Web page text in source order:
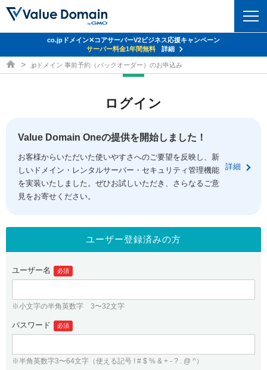
ドメイントップ
ドメイン移管
ドメイン価格一覧
ドメイン一括検索
.jpドメインオークション
gTLDオークション NEW!
.jpドメインバックオーダー
プレミアムドメイン
人気ドメインの種類
WHOIS検索
コアサーバー
バリューサーバー
XREA
セキュリティトップ
Value Domain ネットde診断
SSL証明書
サービストップ
お得意様割引
紹介制度
バリュードメインAPI
ドメイン・ホスティングOEM
facebook
ログイン
従来のバリュードメインをご利用希望の方
ユーザー登録
co.jpドメイン✕コアサーバーV2ビジネス応援キャンペーン
サーバー料金1年間無料
詳細
ドメイン取得ならバリュードメイン
.jpドメイン 事前予約（バックオーダー）のお申込み
ログイン
Value Domain Oneの提供を開始しました！
お客様からいただいた使いやすさへのご要望を反映し、新
しいドメイン・レンタルサーバー・セキュリティ管理機能
を実装いたしました。ぜひお試しいただき、さらなるご意
見をお寄せください。
詳細
ユーザー登録済みの方
ユーザー名 必須
※小文字の半角英数字 3〜32文字
パスワード 必須
※半角英数字3〜64文字（使える記号 ! # $ % & + - ? . @ ^）